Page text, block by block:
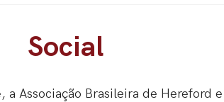
Social
Associação Brasileira de Hereford